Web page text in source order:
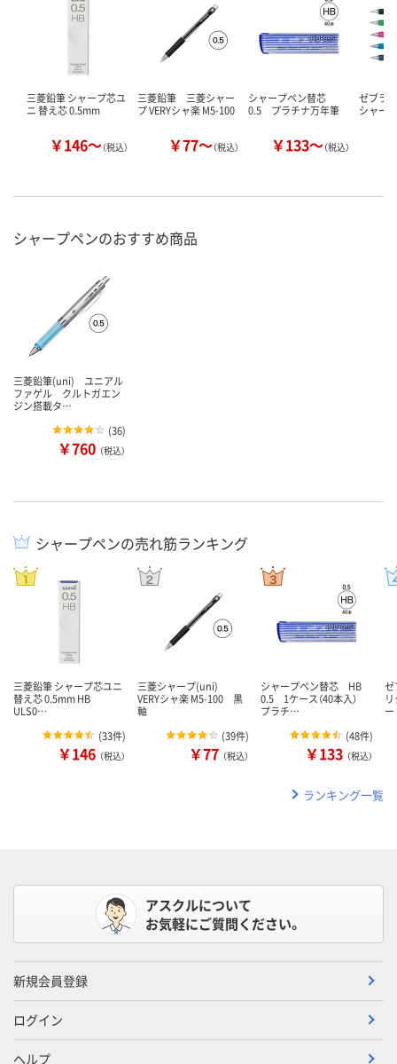
三菱鉛筆 シャープ芯ユ
ニ 替え芯 0.5mm
￥146～（税込）
三菱鉛筆 三菱シャー
プ VERYシャ楽 M5-100
￥77～（税込）
シャープペン替芯
0.5 プラチナ万年筆
￥133～（税込）
ゼブラ
シャープ
シャープペンのおすすめ商品
三菱鉛筆(uni) ユニアル
ファゲル クルトガエン
ジン搭載タ…
(36)
￥760 （税込）
シャープペンの売れ筋ランキング
三菱鉛筆 シャープ芯ユニ
替え芯 0.5mm HB
ULS0…
(33件)
￥146 （税込）
三菱シャープ(uni)
VERYシャ楽 M5-100 黒
軸
(39件)
￥77 （税込）
シャープペン替芯 HB
0.5 1ケース（40本入）
プラチ…
(48件)
￥133 （税込）
ゼ
ランキング一覧
アスクルについて
お気軽にご質問ください。
新規会員登録
ログイン
ヘルプ